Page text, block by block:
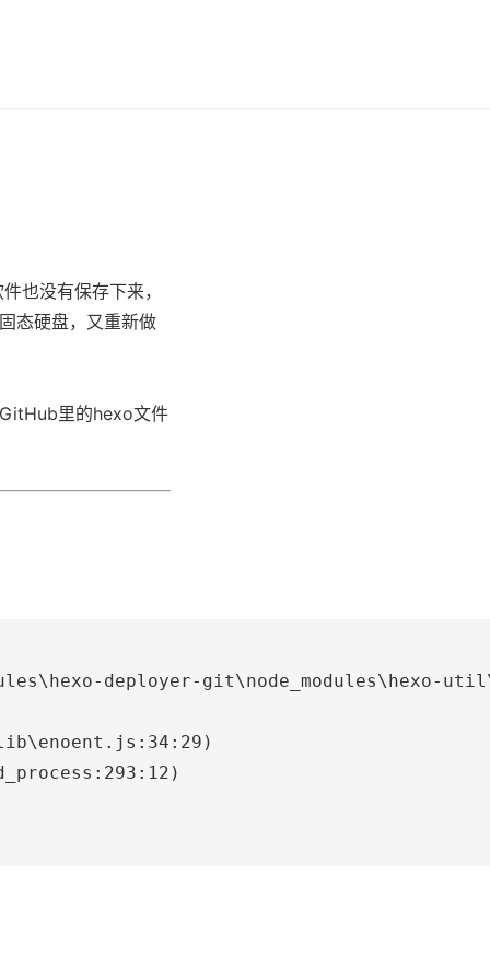
也没有保存下来，
态硬盘，又重新做
里的hexo文件
deployer-git\node_modules\hexo-